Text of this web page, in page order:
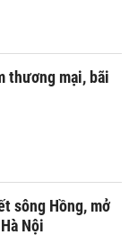
thương mại, bãi
sông Hồng, mở
Nội